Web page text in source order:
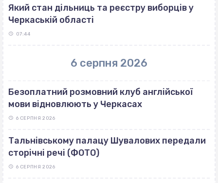
Який стан дільниць та реєстру виборців у
Черкаській області
07:44
6 серпня 2026
Безоплатний розмовний клуб англійської
мови відновлюють у Черкасах
6 СЕРПНЯ 2026
Тальнівському палацу Шувалових передали
сторічні речі (ФОТО)
6 СЕРПНЯ 2026